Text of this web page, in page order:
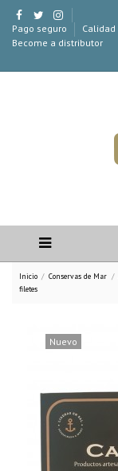
Pago seguro Calidad
Become a distributor
Inicio Conservas de Mar
filetes
Nuevo